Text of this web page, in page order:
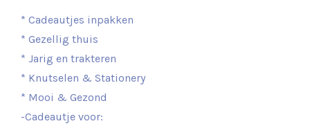
* Cadeautjes inpakken
* Gezellig thuis
* Jarig en trakteren
* Knutselen & Stationery
* Mooi & Gezond
-Cadeautje voor: